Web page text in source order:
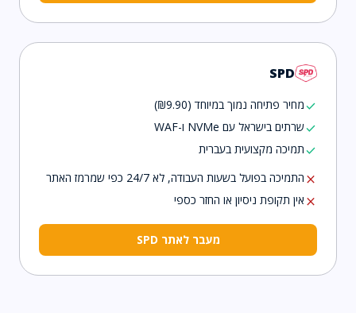
SPD
checkמחיר פתיחה נמוך במיוחד (₪9.90)
checkשרתים בישראל עם NVMe ו-WAF
checkתמיכה מקצועית בעברית
close התמיכה בפועל בשעות העבודה, לא 24/7 כפי שמרמז האתר
close אין תקופת ניסיון או החזר כספי
מעבר לאתר SPD